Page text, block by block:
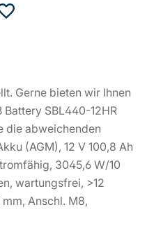
Gerne bieten wir Ihnen
Battery SBL440-12HR
die abweichenden
(AGM), 12 V 100,8 Ah
3045,6 W/10
wartungsfrei, >12
Anschl. M8,